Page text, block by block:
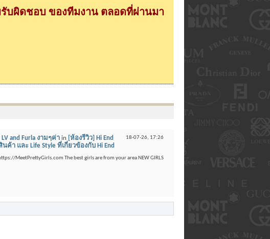
บผิดชอบ ของทีมงาน ตลอดที่ผ่านมา
18-07-26, 17:26
LV and Furla งามๆค่าin [ห้องรีวิว] Hi End
ค้า และ Life Style ที่เกี่ยวข้องกับ Hi End
MeetPrettyGirls.com The best girls are from your area NEW GIRLS